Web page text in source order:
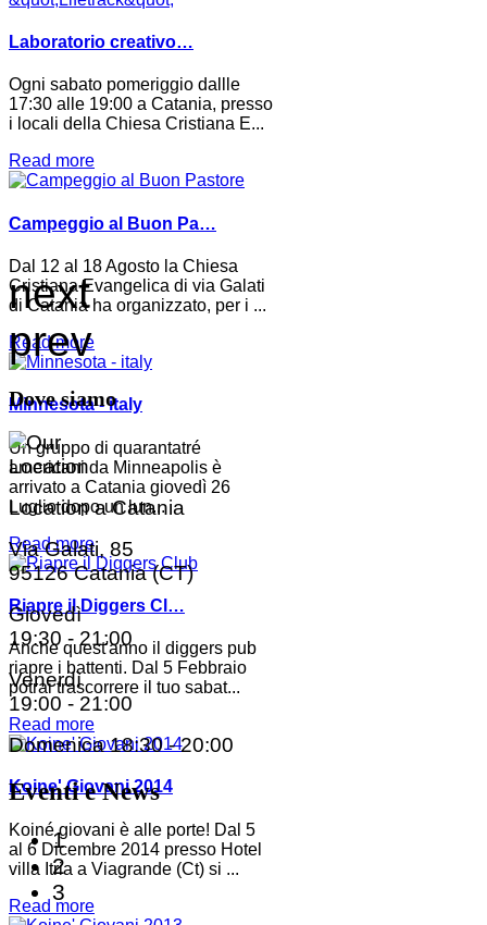
Laboratorio creativo…
Ogni sabato pomeriggio dallle
17:30 alle 19:00 a Catania, presso
i locali della Chiesa Cristiana E...
Read more
Campeggio al Buon Pa…
Dal 12 al 18 Agosto la Chiesa
Cristiana Evangelica di via Galati
di Catania ha organizzato, per i ...
Read more
Minnesota - italy
Un gruppo di quarantatré
americani da Minneapolis è
arrivato a Catania giovedì 26
Luglio dopo un lun...
Read more
Riapre il Diggers Cl…
Anche quest'anno il diggers pub
riapre i battenti. Dal 5 Febbraio
potrai trascorrere il tuo sabat...
Read more
Koine' Giovani 2014
Koiné giovani è alle porte! Dal 5
al 6 Dicembre 2014 presso Hotel
villa Itria a Viagrande (Ct) si ...
Read more
next
prev
Dove siamo
Location a Catania
Via Galati, 85
95126 Catania (CT)
Giovedì
19:30 - 21:00
Venerdì
19:00 - 21:00
Domenica18:30 - 20:00
Eventi e News
1
2
3